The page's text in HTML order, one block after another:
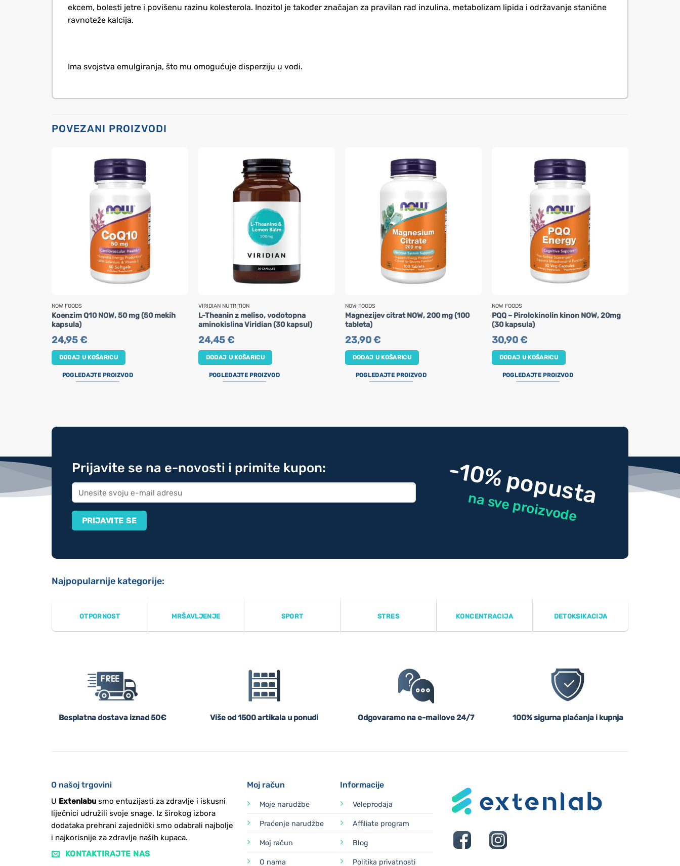
ekcem, bolesti jetre i povišenu razinu kolesterola. Inozitol je također značajan za pravilan rad inzulina, metabolizam lipida i održavanje stanične
ravnoteže kalcija.
Ima svojstva emulgiranja, što mu omogućuje disperziju u vodi.
POVEZANI PROIZVODI
NOW FOODS
Koenzim Q10 NOW, 50 mg (50 mekih
kapsula)
24,95€
DODAJ U KOŠARICU
POGLEDAJTE PROIZVOD
VIRIDIAN NUTRITION
L-Theanin z meliso, vodotopna
aminokislina Viridian (30 kapsul)
24,45€
DODAJ U KOŠARICU
POGLEDAJTE PROIZVOD
NOW FOODS
Magnezijev citrat NOW, 200 mg (100
tableta)
23,90€
DODAJ U KOŠARICU
POGLEDAJTE PROIZVOD
NOW FOODS
PQQ – Pirolokinolin kinon NOW, 20mg
(30 kapsula)
30,90€
DODAJ U KOŠARICU
POGLEDAJTE PROIZVOD
Prijavite se na e-novosti i primite kupon: -10% popusta
na sve proizvode
Najpopularnije kategorije:
OTPORNOST MRŠAVLJENJE SPORT STRES KONCENTRACIJA DETOKSIKACIJA
Besplatna dostava iznad 50€ Više od 1500 artikala u ponudi Odgovaramo na e-mailove 24/7 100% sigurna plaćanja i kupnja
O našoj trgovini
U Extenlabusmo entuzijasti za zdravlje i iskusni
liječnici udružili svoje snage. Iz širokog izbora
dodataka prehrani zajednički smo odabrali najbolje
i najkorisnije za zdravlje naših kupaca.
KONTAKTIRAJTE NAS
Moj račun
Moje narudžbe
Praćenje narudžbe
Moj račun
O nama
Informacije
Veleprodaja
Affiliate program
Blog
Politika privatnosti